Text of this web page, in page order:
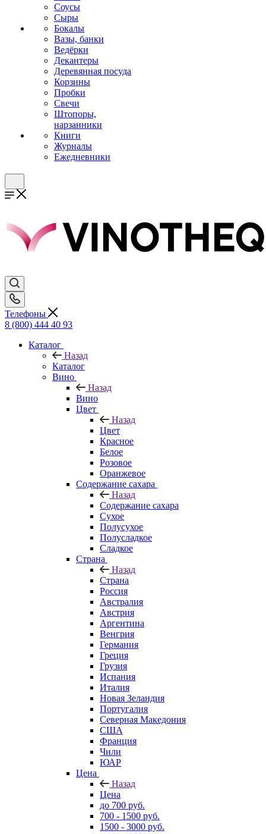
Соусы
Сыры
Бокалы
Вазы, банки
Ведёрки
Декантеры
Деревянная посуда
Корзины
Пробки
Свечи
Штопоры,
нарзанники
Книги
Журналы
Ежедневники
Телефоны
8 (800) 444 40 93
Каталог
Назад
Каталог
Вино
Назад
Вино
Цвет
Назад
Цвет
Красное
Белое
Розовое
Оранжевое
Содержание сахара
Назад
Содержание сахара
Сухое
Полусухое
Полусладкое
Сладкое
Страна
Назад
Страна
Россия
Австралия
Австрия
Аргентина
Венгрия
Германия
Греция
Грузия
Испания
Италия
Новая Зеландия
Португалия
Северная Македония
США
Франция
Чили
ЮАР
Цена
Назад
Цена
до 700 руб.
700 - 1500 руб.
1500 - 3000 руб.